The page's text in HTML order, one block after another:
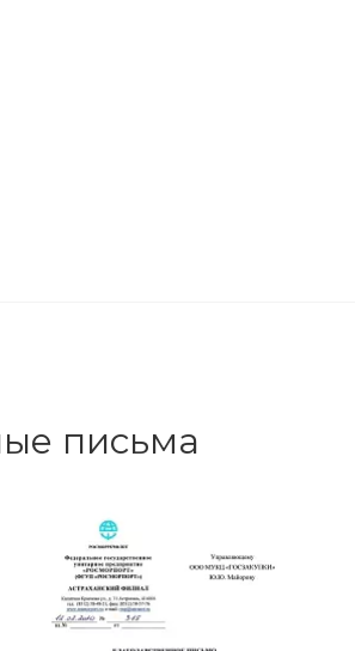
письма